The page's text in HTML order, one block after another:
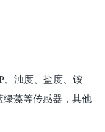
、浊度、盐度、铵
绿藻等传感器，其他